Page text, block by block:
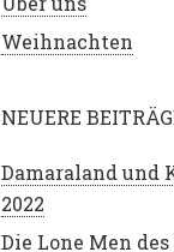
Weihnachten
NEUERE
Damaraland und
2022
Die Lone Men